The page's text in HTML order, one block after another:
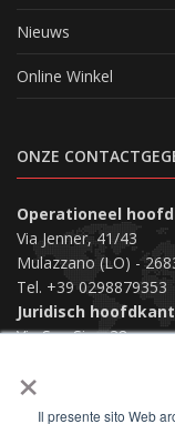
×
Il presente sito Web
Nieuws
Online Winkel
ONZE
Operationeel
Via Jenner, 41/43
Mulazzano (LO) -
Tel. +39 0298879353
Juridisch
Via San Siro, 38
Neem contact met